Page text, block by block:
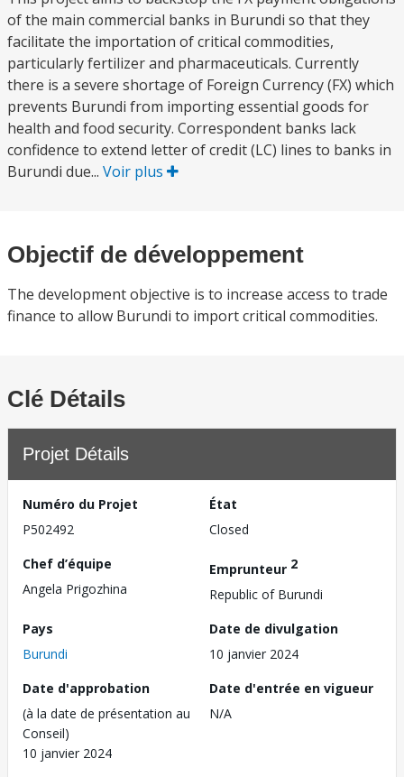
of the main commercial banks in Burundi so that they
facilitate the importation of critical commodities,
particularly fertilizer and pharmaceuticals. Currently
there is a severe shortage of Foreign Currency (FX) which
prevents Burundi from importing essential goods for
health and food security. Correspondent banks lack
confidence to extend letter of credit (LC) lines to banks in
Burundi due... Voir plus
Objectif de développement
The development objective is to increase access to trade
finance to allow Burundi to import critical commodities.
Clé Détails
Projet Détails
Numéro du Projet
P502492
État
Closed
Chef d’équipe
Angela Prigozhina
Emprunteur 2
Republic of Burundi
Pays
Burundi
Date de divulgation
10 janvier 2024
Date d'approbation
(à la date de présentation au
Conseil)
10 janvier 2024
Date d'entrée en vigueur
N/A